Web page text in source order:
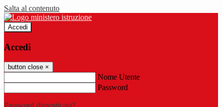
Salta al contenuto
Accedi
Accedi
button close ×
Nome Utente
Password